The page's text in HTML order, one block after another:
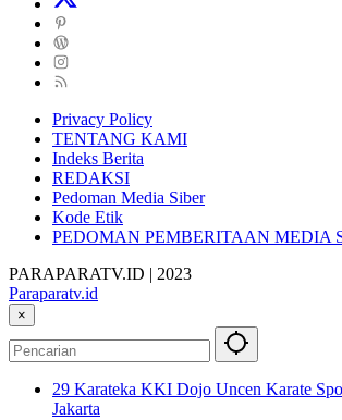
Privacy Policy
TENTANG KAMI
Indeks Berita
REDAKSI
Pedoman Media Siber
Kode Etik
PEDOMAN PEMBERITAAN MEDIA
PARAPARATV.ID | 2023
Paraparatv.id
Jendela
Papua
×
29 Karateka KKI Dojo Uncen Karate
Jakarta